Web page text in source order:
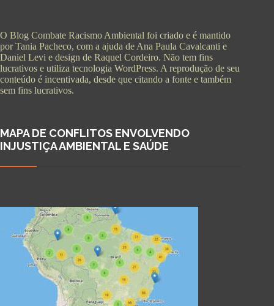
O Blog Combate Racismo Ambiental foi criado e é mantido
por Tania Pacheco, com a ajuda de Ana Paula Cavalcanti e
Daniel Levi e design de Raquel Cordeiro. Não tem fins
lucrativos e utiliza tecnologia WordPress. A reprodução de seu
conteúdo é incentivada, desde que citando a fonte e também
sem fins lucrativos.
MAPA DE CONFLITOS ENVOLVENDO
INJUSTIÇA AMBIENTAL E SAÚDE